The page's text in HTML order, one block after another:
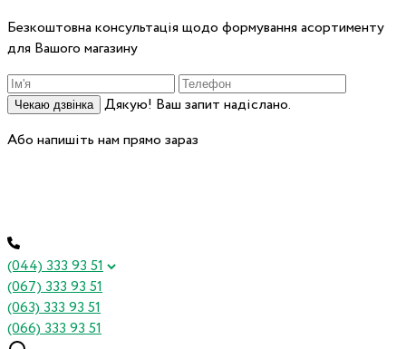
Безкоштовна консультація щодо формування асортименту
для Вашого магазину
Чекаю дзвінка
Дякую! Ваш запит надіслано.
Або напишіть нам прямо зараз
(044) 333 93 51
(067) 333 93 51
(063) 333 93 51
(066) 333 93 51